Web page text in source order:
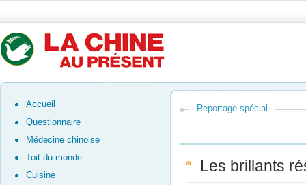
Accueil
Questionnaire
Médecine chinoise
Toit du monde
Cuisine
Reportage spécial
Les brillants